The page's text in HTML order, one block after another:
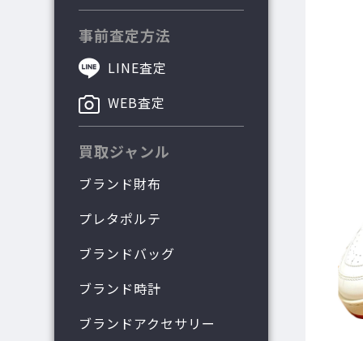
事前査定方法
LINE査定
WEB査定
買取ジャンル
ブランド財布
プレタポルテ
ブランドバッグ
ブランド時計
ブランドアクセサリー